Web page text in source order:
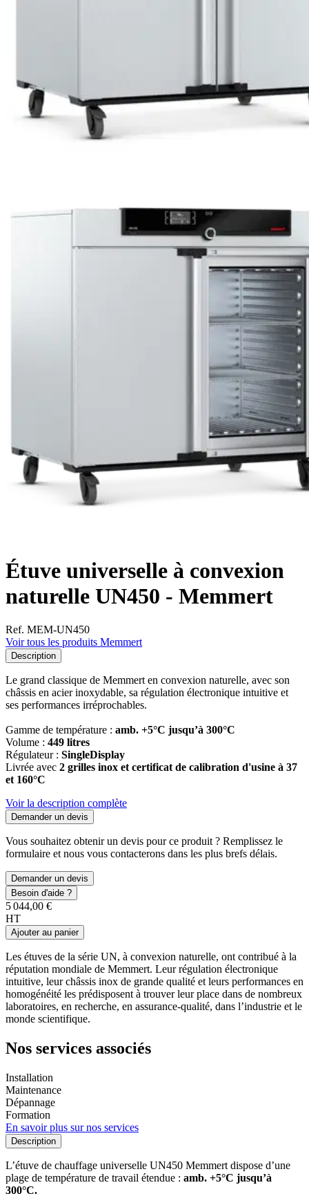
Étuve universelle à convexion
naturelle UN450 - Memmert
Ref. MEM-UN450
Voir tous les produits Memmert
Description
Le grand classique de Memmert en convexion naturelle, avec son
châssis en acier inoxydable, sa régulation électronique intuitive et
ses performances irréprochables.
Gamme de température : amb. +5°C jusqu’à 300°C
Volume : 449 litres
Régulateur : SingleDisplay
Livrée avec 2 grilles inox et certificat de calibration d'usine à 37
et 160°C
Voir la description complète
Demander un devis
Vous souhaitez obtenir un devis pour ce produit ? Remplissez le
formulaire et nous vous contacterons dans les plus brefs délais.
Demander un devis
Besoin d'aide ?
5 044,00 €
HT
Ajouter au panier
Les étuves de la série UN, à convexion naturelle, ont contribué à la
réputation mondiale de Memmert. Leur régulation électronique
intuitive, leur châssis inox de grande qualité et leurs performances en
homogénéité les prédisposent à trouver leur place dans de nombreux
laboratoires, en recherche, en assurance-qualité, dans l’industrie et le
monde scientifique.
Nos services associés
Installation
Maintenance
Dépannage
Formation
En savoir plus sur nos services
Description
L’étuve de chauffage universelle UN450 Memmert dispose d’une
plage de température de travail étendue : amb. +5°C jusqu’à
300°C.